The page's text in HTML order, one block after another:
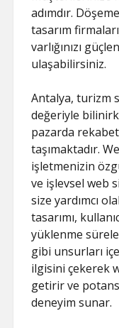
adımdır.
tasarım
varlığınızı
ulaşabilirsiniz.
Antalya, turizm
değeriyle
pazarda
taşımaktadır.
işletmenizin
ve işlevsel web
size yardımcı
tasarımı,
yüklenme
gibi unsurları
ilgisini çekerek
getirir ve
deneyim sunar.